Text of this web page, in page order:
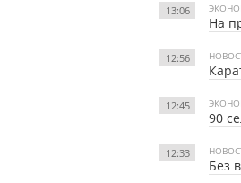
13:06
На
12:56
12:45
90
12:33
Без